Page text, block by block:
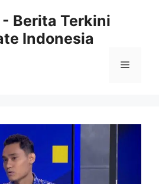
Berita Terkini
Indonesia
Menu